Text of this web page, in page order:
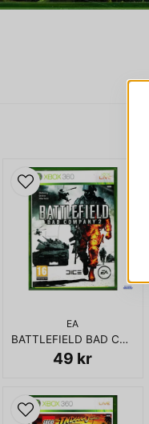
EA
BATTLEFIELD BAD COMPANY 2 XBOX 360
49 kr